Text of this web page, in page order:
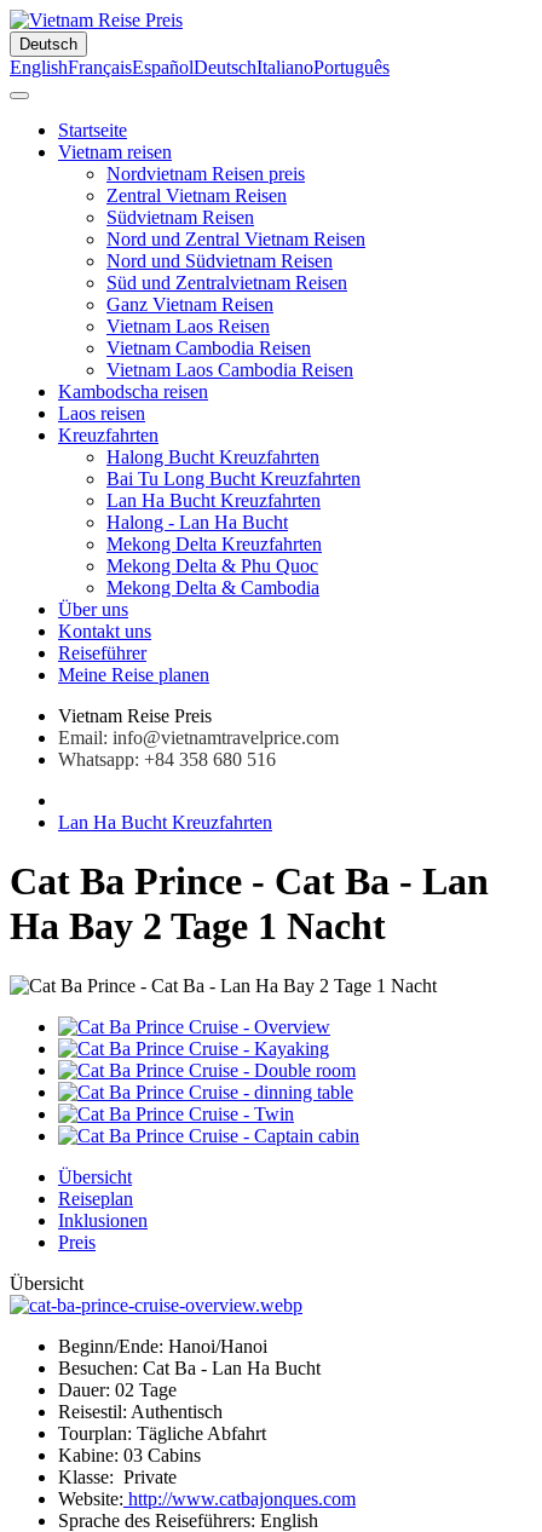
Deutsch
EnglishFrançaisEspañolDeutschItalianoPortuguês
Startseite
Vietnam reisen
Nordvietnam Reisen preis
Zentral Vietnam Reisen
Südvietnam Reisen
Nord und Zentral Vietnam Reisen
Nord und Südvietnam Reisen
Süd und Zentralvietnam Reisen
Ganz Vietnam Reisen
Vietnam Laos Reisen
Vietnam Cambodia Reisen
Vietnam Laos Cambodia Reisen
Kambodscha reisen
Laos reisen
Kreuzfahrten
Halong Bucht Kreuzfahrten
Bai Tu Long Bucht Kreuzfahrten
Lan Ha Bucht Kreuzfahrten
Halong - Lan Ha Bucht
Mekong Delta Kreuzfahrten
Mekong Delta & Phu Quoc
Mekong Delta & Cambodia
Über uns
Kontakt uns
Reiseführer
Meine Reise planen
Vietnam Reise Preis
Email: info@vietnamtravelprice.com
Whatsapp: +84 358 680 516
Lan Ha Bucht Kreuzfahrten
Cat Ba Prince - Cat Ba - Lan
Ha Bay 2 Tage 1 Nacht
Übersicht
Reiseplan
Inklusionen
Preis
Übersicht
Beginn/Ende: Hanoi/Hanoi
Besuchen: Cat Ba - Lan Ha Bucht
Dauer: 02 Tage
Reisestil: Authentisch
Tourplan: Tägliche Abfahrt
Kabine: 03 Cabins
Klasse: Private
Website: http://www.catbajonques.com
Sprache des Reiseführers: English